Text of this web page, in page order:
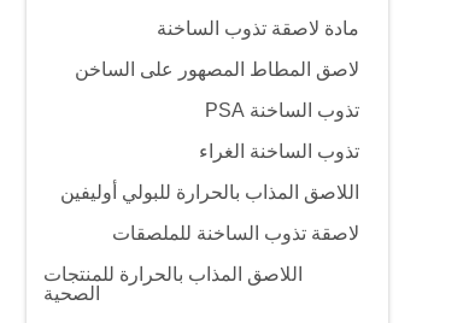
مادة لاصقة تذوب الساخنة
لاصق المطاط المصهور على الساخن
تذوب الساخنة PSA
تذوب الساخنة الغراء
اللاصق المذاب بالحرارة للبولي أوليفين
لاصقة تذوب الساخنة للملصقات
اللاصق المذاب بالحرارة للمنتجات
الصحية